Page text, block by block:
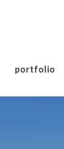
portfolio